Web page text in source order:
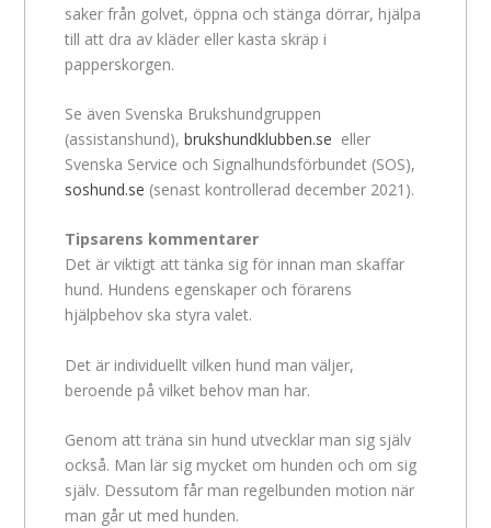
saker från golvet, öppna och stänga dörrar, hjälpa
till att dra av kläder eller kasta skräp i
papperskorgen.
Se även Svenska Brukshundgruppen
(assistanshund),brukshundklubben.se eller
Svenska Service och Signalhundsförbundet (SOS),
soshund.se (senast kontrollerad december 2021).
Tipsarens kommentarer
Det är viktigt att tänka sig för innan man skaffar
hund. Hundens egenskaper och förarens
hjälpbehov ska styra valet.
Det är individuellt vilken hund man väljer,
beroende på vilket behov man har.
Genom att träna sin hund utvecklar man sig själv
också. Man lär sig mycket om hunden och om sig
själv. Dessutom får man regelbunden motion när
man går ut med hunden.